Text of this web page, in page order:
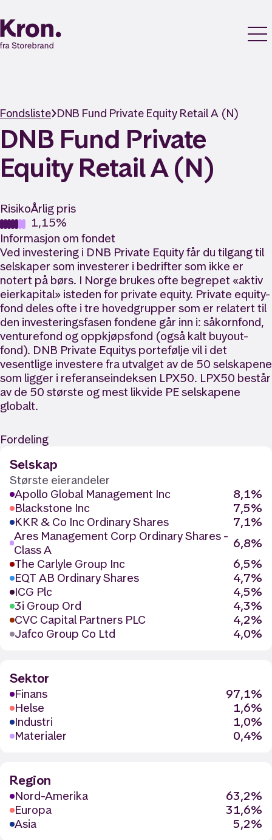
Fondsliste DNB Fund Private Equity Retail A (N)
DNB Fund Private
Equity Retail A (N)
RisikoÅrlig pris
1,15%
Informasjon om fondet
Ved investering i DNB Private Equity får du tilgang til
selskaper som investerer i bedrifter som ikke er
notert på børs. I Norge brukes ofte begrepet «aktiv
eierkapital» isteden for private equity. Private equity-
fond deles ofte i tre hovedgrupper som er relatert til
den investeringsfasen fondene går inn i: såkornfond,
venturefond og oppkjøpsfond (også kalt buyout-
fond). DNB Private Equitys portefølje vil i det
vesentlige investere fra utvalget av de 50 selskapene
som ligger i referanseindeksen LPX50. LPX50 består
av de 50 største og mest likvide PE selskapene
globalt.
Fordeling
Selskap
Største eierandeler
Apollo Global Management Inc
8,1%
Blackstone Inc
7,5%
KKR & Co Inc Ordinary Shares
7,1%
Ares Management Corp Ordinary Shares -
Class A
6,8%
The Carlyle Group Inc
6,5%
EQT AB Ordinary Shares
4,7%
ICG Plc
4,5%
3i Group Ord
4,3%
CVC Capital Partners PLC
4,2%
Jafco Group Co Ltd
4,0%
Sektor
Finans
97,1%
Helse
1,6%
Industri
1,0%
Materialer
0,4%
Region
Nord-Amerika
63,2%
Europa
31,6%
Asia
5,2%